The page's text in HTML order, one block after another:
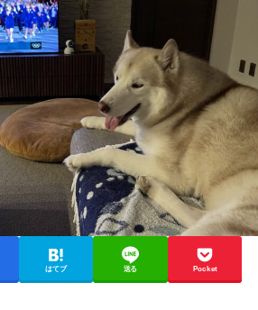
はてブ 送る Pocket